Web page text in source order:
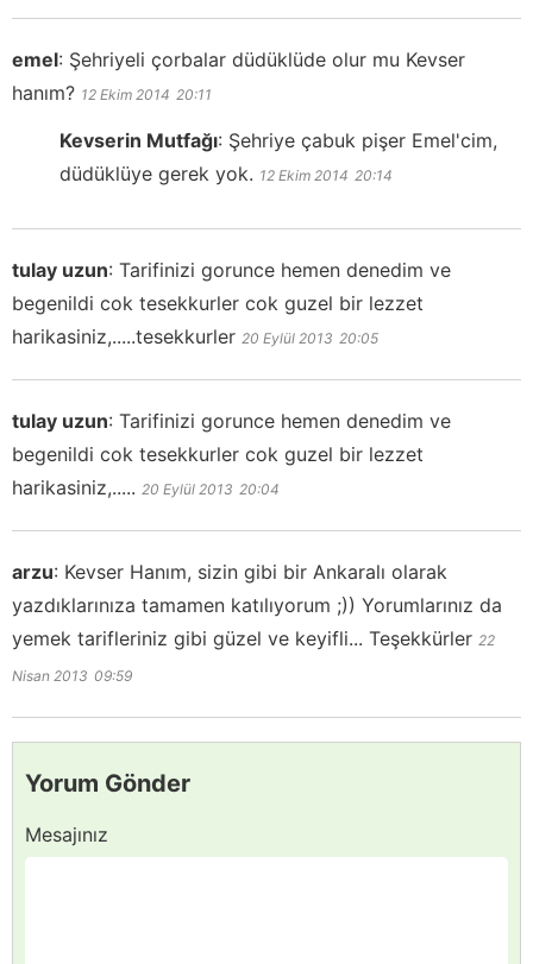
emel: Şehriyeli çorbalar düdüklüde olur mu Kevser
hanım? 12 Ekim 2014 20:11
Kevserin Mutfağı: Şehriye çabuk pişer Emel'cim,
düdüklüye gerek yok. 12 Ekim 2014 20:14
tulay uzun: Tarifinizi gorunce hemen denedim ve
begenildi cok tesekkurler cok guzel bir lezzet
harikasiniz,.....tesekkurler 20 Eylül 2013 20:05
tulay uzun: Tarifinizi gorunce hemen denedim ve
begenildi cok tesekkurler cok guzel bir lezzet
harikasiniz,..... 20 Eylül 2013 20:04
arzu: Kevser Hanım, sizin gibi bir Ankaralı olarak
yazdıklarınıza tamamen katılıyorum ;)) Yorumlarınız da
yemek tarifleriniz gibi güzel ve keyifli... Teşekkürler 22
Nisan 2013 09:59
Yorum Gönder
Mesajınız